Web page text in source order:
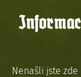
Nenašli jste